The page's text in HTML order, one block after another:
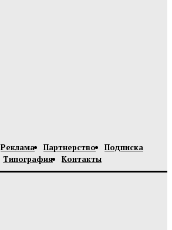
Реклама Партнерство
Подписка
Типография
Контакты